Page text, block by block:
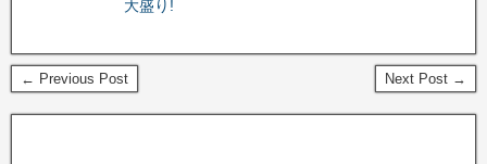
大盛り!
← Previous Post Next Post →